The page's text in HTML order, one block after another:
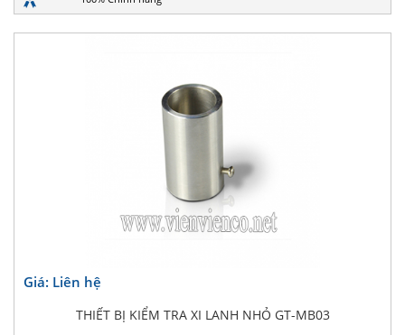
Giá: Liên hệ
THIẾT BỊ KIỂM TRA XI LANH NHỎ GT-MB03